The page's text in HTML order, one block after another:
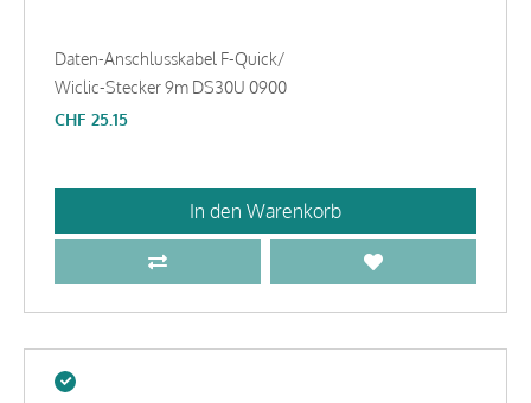
Daten-Anschlusskabel F-Quick/
Wiclic-Stecker 9m DS30U 0900
CHF 25.15
In den Warenkorb